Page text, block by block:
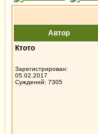
Автор
Ктото
Зарегистрирован:
05.02.2017
Суждений: 7305